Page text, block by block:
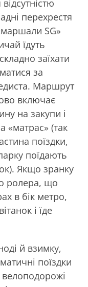
перехрестя
SG»
їдуть
заїхати
за
Маршрут
включає
на закупи і
«матрас» (так
поїздки,
поїдають
Якщо зранку
ролера, що
в бік метро,
і їде
й взимку,
поїздки
велоподорожі